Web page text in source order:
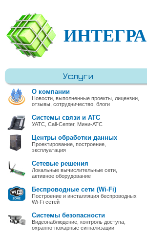
ИНТЕГРА
Услуги
О компании
Новости, выполненные проекты, лицензии,
отзывы, сотрудничество, блоги
Системы связи и АТС
УАТС, Call-Center, Мини-АТС
Центры обработки данных
Проектирование, построение,
эксплуатация
Сетевые решения
Локальные вычислительные сети,
активное оборудование
Беспроводные сети (Wi-Fi)
Построение и инсталляция беспроводных
Wi-Fi сетей
Системы безопасности
Видеонаблюдение, контроль доступа,
охранно-пожарные сигнализации